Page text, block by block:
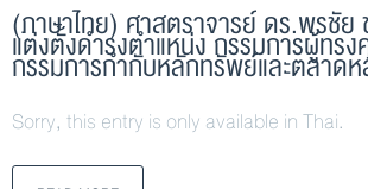
(ภาษาไทย) ศาสตราจารย์ ดร.พรชัย
แต่งตั้งดำรงตำแหน่ง กรรมการผู้ท
กรรมการกำกับหลักทรัพย์และตลาด
Sorry, this entry is only available in Thai.